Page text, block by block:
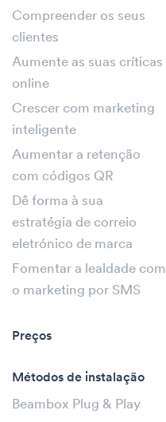
Compreender os seus
clientes
Aumente as suas críticas
online
Crescer com marketing
inteligente
Aumentar a retenção
com códigos QR
Dê forma à sua
estratégia de correio
eletrónico de marca
Fomentar a lealdade com
o marketing por SMS
Preços
Métodos de instalação
Beambox Plug & Play